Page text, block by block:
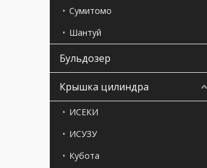
Сумитомо
Шантуй
Бульдозер
Крышка цилиндра
ИСЕКИ
ИСУЗУ
Кубота